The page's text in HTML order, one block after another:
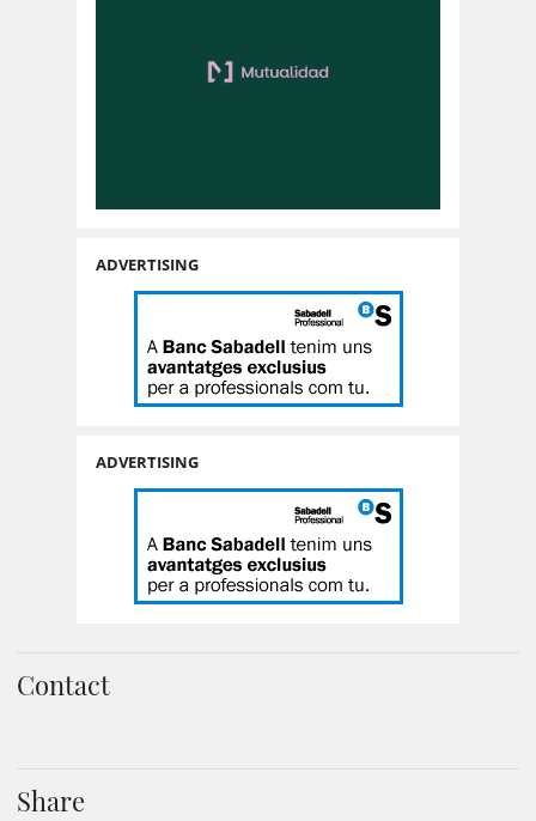
ADVERTISING
ADVERTISING
Contact
Share